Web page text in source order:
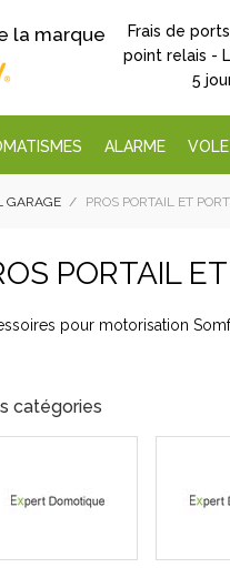
la marque
Frais de
point relais -
5
ALARME
GARAGE PROS PORTAIL ET
PORTAIL
pour motorisation
catégories